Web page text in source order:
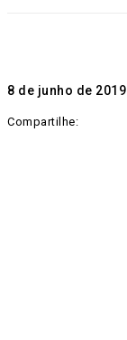
8 de junho de 2019
Compartilhe: